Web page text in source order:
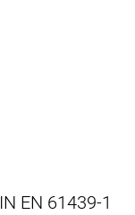
EN 61439-1